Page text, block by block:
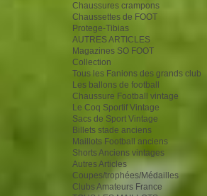
Chaussures crampons
Chaussettes de FOOT
Protege-Tibias
AUTRES ARTICLES
Magazines SO FOOT
Collection
Tous les Fanions des grands club
Les ballons de football
Chaussure Football vintage
Le Coq Sportif Vintage
Sacs de Sport Vintage
Billets stade anciens
Maillots Football anciens
Shorts Anciens vintages
Autres Articles
Coupes/trophées/Médailles
Clubs Amateurs France